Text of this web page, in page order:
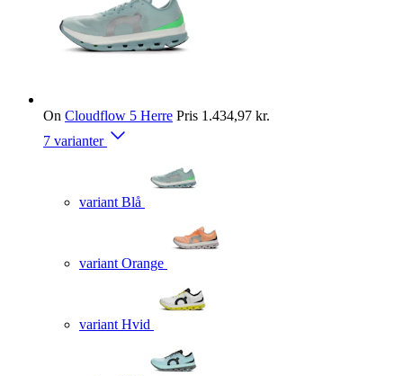
On Cloudflow 5 Herre Pris 1.434,97 kr.
7 varianter
variant Blå
variant Orange
variant Hvid